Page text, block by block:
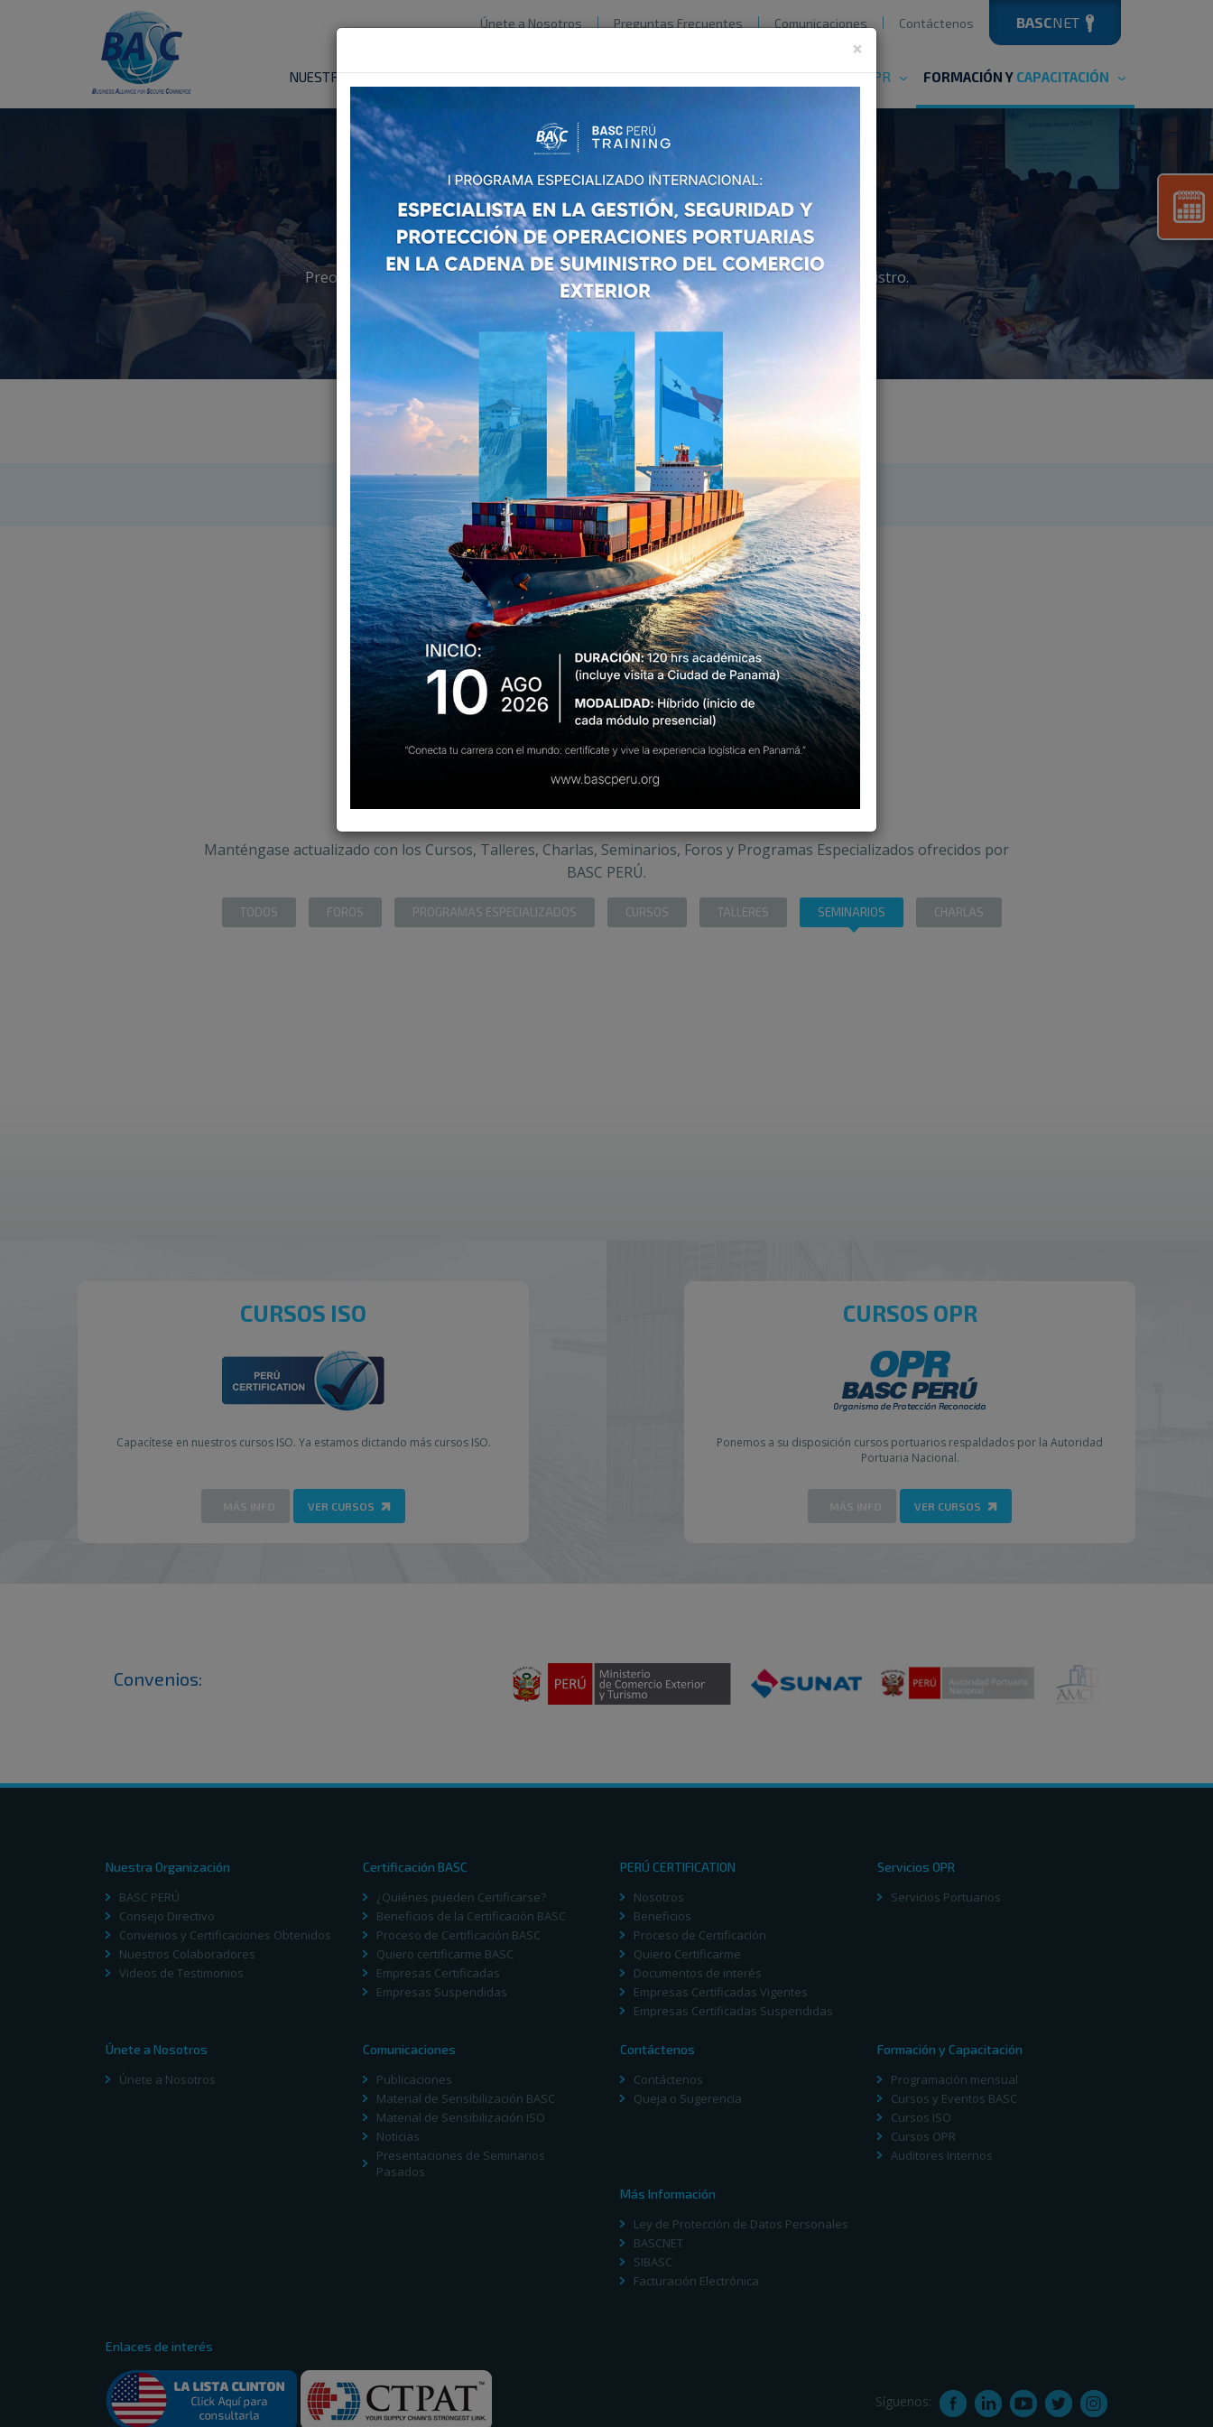
BASCNET
Únete a Nosotros Preguntas Frecuentes Comunicaciones Contáctenos
NUESTRAORGANIZACIÓN CERTIFICACIÓNBASC PERÚCERTIFICATION SERVICIOSOPR FORMACIÓN Y CAPACITACIÓN
Formación y Capacitación
Preocupados por la mejora constante en la Gestión y Control en la Cadena de Suministro.
Formación y Capacitación Cursos y Eventos BASC
Programación mensual Cursos y Eventos BASC Cursos ISO Cursos OPR Auditores Internos
CURSOS Y EVENTOS BASC
Manténgase actualizado con los Cursos, Talleres, Charlas, Seminarios, Foros y Programas Especializados ofrecidos por
BASC PERÚ.
TODOS FOROS PROGRAMAS ESPECIALIZADOS CURSOS TALLERES SEMINARIOS CHARLAS
CURSOS ISO
Capací­tese en nuestros cursos ISO. Ya estamos dictando más cursos ISO.
MÁS INFO VER CURSOS
CURSOS OPR
Ponemos a su disposición cursos portuarios respaldados por la Autoridad
Portuaria Nacional.
MÁS INFO VER CURSOS
×
Convenios:
Nuestra Organización
BASC PERÚ
Consejo Directivo
Convenios y Certificaciones Obtenidos
Nuestros Colaboradores
Videos de Testimonios
Certificación BASC
¿Quiénes pueden Certificarse?
Beneficios de la Certificación BASC
Proceso de Certificación BASC
Quiero certificarme BASC
Empresas Certificadas
Empresas Suspendidas
PERÚ CERTIFICATION
Nosotros
Beneficios
Proceso de Certificación
Quiero Certificarme
Documentos de interés
Empresas Certificadas Vigentes
Empresas Certificadas Suspendidas
Servicios OPR
Servicios Portuarios
Únete a Nosotros
Únete a Nosotros
Comunicaciones
Publicaciones
Material de Sensibilización BASC
Material de Sensibilización ISO
Noticias
Presentaciones de Seminarios
Pasados
Contáctenos
Contáctenos
Queja o Sugerencia
Formación y Capacitación
Programación mensual
Cursos y Eventos BASC
Cursos ISO
Cursos OPR
Auditores Internos
Más Información
Ley de Protección de Datos Personales
BASCNET
SIBASC
Facturación Electrónica
Enlaces de interés
Síguenos: